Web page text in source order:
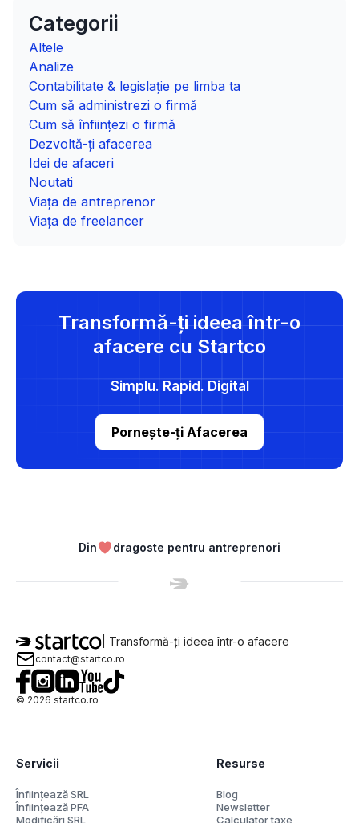
Categorii
Altele
Analize
Contabilitate & legislație pe limba ta
Cum să administrezi o firmă
Cum să înființezi o firmă
Dezvoltă-ți afacerea
Idei de afaceri
Noutati
Viața de antreprenor
Viața de freelancer
Transformă-ți ideea într-o
afacere cu Startco
Simplu. Rapid. Digital
Pornește-ți Afacerea
Din dragoste pentru antreprenori
| Transformă-ți ideea într-o afacere
contact@startco.ro
© 2026 startco.ro
Servicii
Înființează SRL
Înființează PFA
Modificări SRL
Resurse
Blog
Newsletter
Calculator taxe